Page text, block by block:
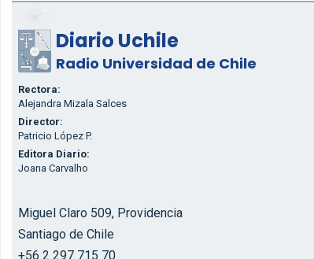
Diario Uchile
Radio Universidad de Chile
Rectora:
Alejandra Mizala Salces
Director:
Patricio López P.
Editora Diario:
Joana Carvalho
Miguel Claro 509, Providencia
Santiago de Chile
+56 2 297 715 70